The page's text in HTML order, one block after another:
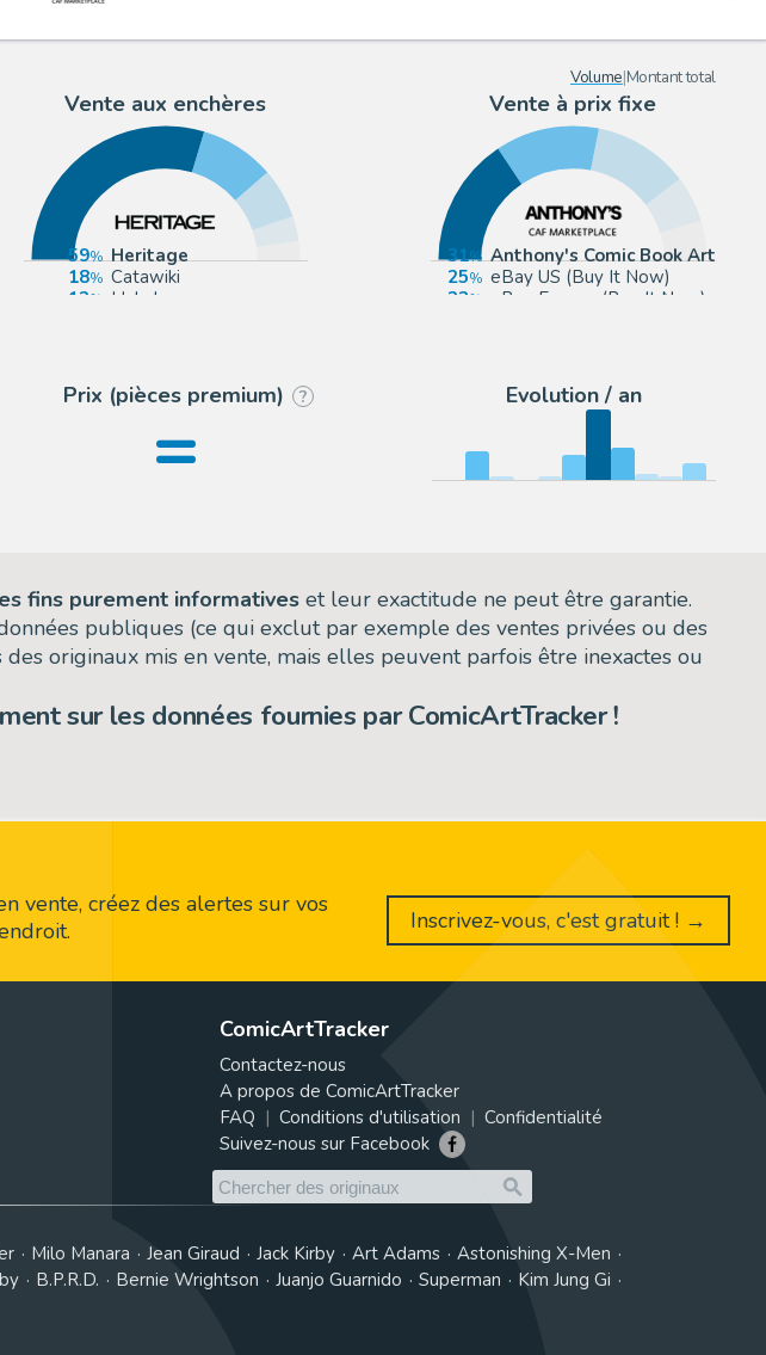
Volume|Montant total
Vente aux enchères
59
Heritage
18
Catawiki
12
Hake's
Vente à prix fixe
31
Anthony's Comic Book Art
25
eBay US (Buy It Now)
23
eBay Europe (Buy It Now)
Prix (pièces premium) ?
= Evolution / an
fins purement informatives et leur exactitude ne peut être garantie.
publiques (ce qui exclut par exemple des ventes privées ou des
originaux mis en vente, mais elles peuvent parfois être inexactes ou
sur les données fournies par ComicArtTracker !
vente, créez des alertes sur vos
Inscrivez-vous, c'est gratuit ! →
ComicArtTracker
Contactez-nous
A propos de ComicArtTracker
FAQ
Conditions d'utilisation
Confidentialité
Suivez-nous sur Facebook
Milo Manara Jean Giraud Jack Kirby Art Adams
Astonishing X-Men
B.P.R.D. Bernie Wrightson Juanjo Guarnido Superman
Kim Jung Gi